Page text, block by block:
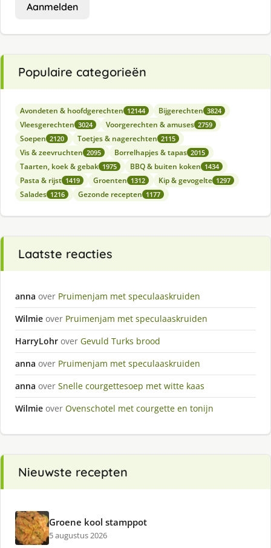
Aanmelden
Populaire categorieën
Avondeten & hoofdgerechten 12144 Bijgerechten 3824
Vleesgerechten 3024 Voorgerechten & amuses 2759
Soepen 2120 Toetjes & nagerechten 2115
Vis & zeevruchten 2095 Borrelhapjes & tapas 2015
Taarten, koek & gebak 1975 BBQ & buiten koken 1434
Pasta & rijst 1419 Groenten 1312 Kip & gevogelte 1297
Salades 1216 Gezonde recepten 1177
Laatste reacties
anna over Pruimenjam met speculaaskruiden
Wilmie over Pruimenjam met speculaaskruiden
HarryLohr over Gevuld Turks brood
anna over Pruimenjam met speculaaskruiden
anna over Snelle courgettesoep met witte kaas
Wilmie over Ovenschotel met courgette en tonijn
Nieuwste recepten
Groene kool stamppot
5 augustus 2026